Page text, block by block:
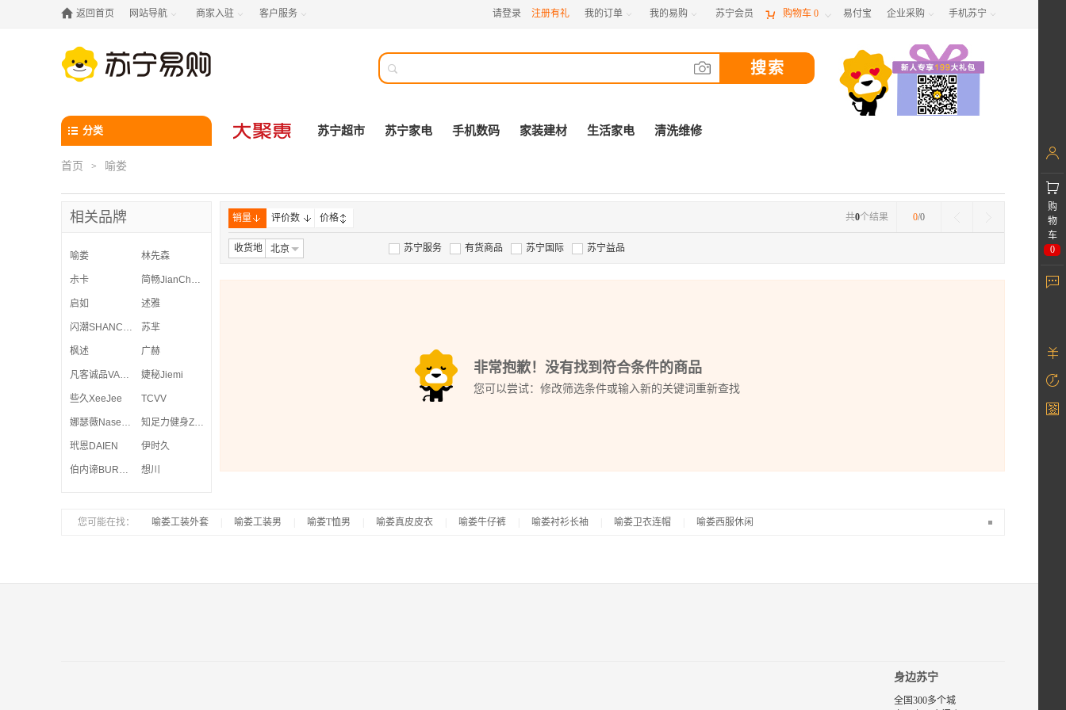
 返回首页 网站导航  商家入驻  客户服务  请登录 注册有礼 我的订单  我的易购  苏宁会员  购物车 0  易付宝 企业采购  手机苏宁 

分类 苏宁超市 苏宁家电 手机数码 家装建材 生活家电 清洗维修
首页 > 喻娄
销量 评价数 价格 0/0
共0个结果
收货地 北京 苏宁服务 有货商品 苏宁国际 苏宁益品
非常抱歉！没有找到符合条件的商品
您可以尝试：修改筛选条件或输入新的关键词重新查找
相关品牌
喻娄 林先森
尗卡 简畅JianChang
启如 述雅
闪潮SHANCHAO 苏芈
枫述 广赫
凡客诚品VANCL 婕秘Jiemi
些久XeeJee TCVV
娜瑟薇Nasewe 知足力健身ZZLJS
玳恩DAIEN 伊时久
伯内谛BURNETIE 想川
您可能在找： 喻娄工装外套 喻娄工装男 喻娄T恤男 喻娄真皮皮衣 喻娄牛仔裤 喻娄衬衫长袖 喻娄卫衣连帽 喻娄西服休闲
喻娄
身边苏宁
全国300多个城
购
物
车
0